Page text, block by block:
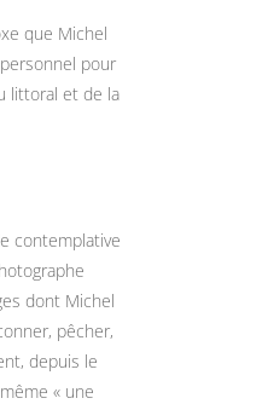
que Michel
pour
littoral et de la
contemplative
dont Michel
pêcher,
depuis le
« une